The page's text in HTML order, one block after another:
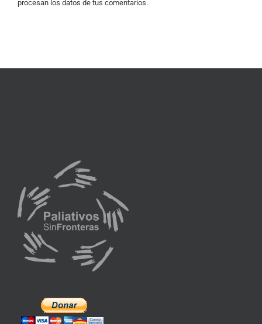
procesan los datos de tus comentarios.